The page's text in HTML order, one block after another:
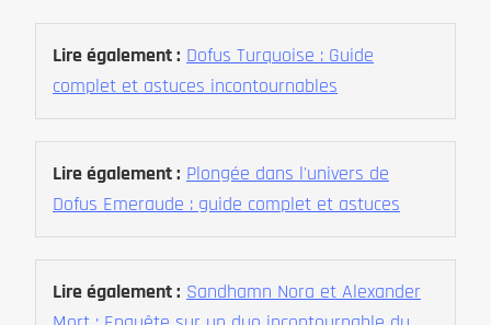
Lire également : Dofus Turquoise : Guide
complet et astuces incontournables
Lire également : Plongée dans l'univers de
Dofus Emeraude : guide complet et astuces
Lire également : Sandhamn Nora et Alexander